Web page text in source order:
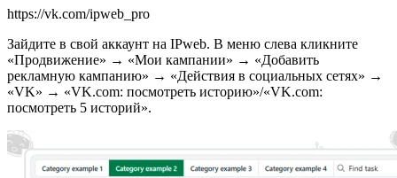
https://vk.com/ipweb_pro
Зайдите в свой аккаунт на IPweb. В меню слева кликните
«Продвижение» → «Мои кампании» → «Добавить
рекламную кампанию» → «Действия в социальных сетях» →
«VK» → «VK.com: посмотреть историю»/«VK.com:
посмотреть 5 историй».